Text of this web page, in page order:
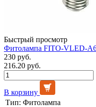
Быстрый просмотр
Фитолампа FITO-VLED-
230 руб.
216.20 руб.
В корзину
Тип: Фитолампа